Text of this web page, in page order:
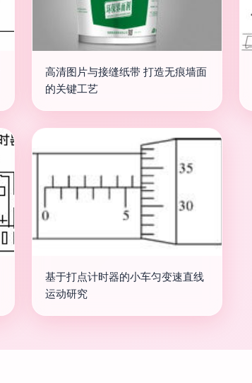
高清图片与接缝纸带 打造无痕墙面
的关键工艺
基于打点计时器的小车匀变速直线
运动研究